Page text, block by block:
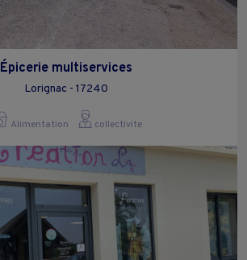
Épicerie multiservices
Lorignac - 17240
Alimentation collectivite